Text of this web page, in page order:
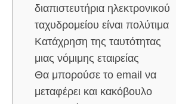
διαπιστευτήρια ηλεκτρονικού
ταχυδρομείου είναι πολύτιμα
Κατάχρηση της ταυτότητας
μιας νόμιμης εταιρείας
Θα μπορούσε το email να
μεταφέρει και κακόβουλο